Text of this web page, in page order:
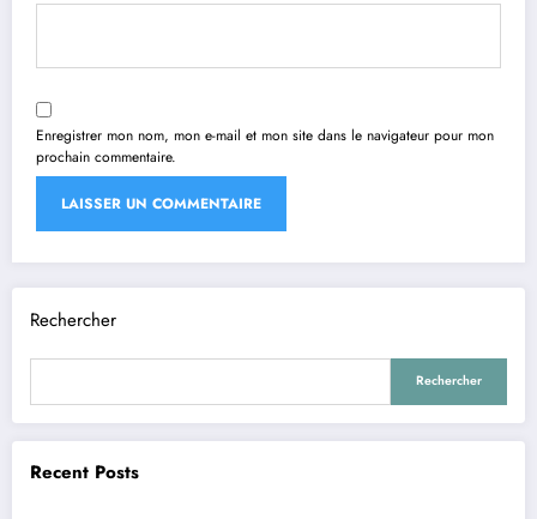
Enregistrer mon nom, mon e-mail et mon site dans le navigateur pour mon
prochain commentaire.
Rechercher
Rechercher
Recent Posts